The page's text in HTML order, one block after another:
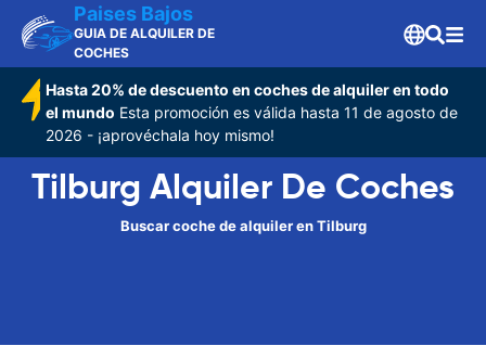
Paises Bajos
GUIA DE ALQUILER DE
COCHES
Hasta 20% de descuento en coches de alquiler en todo
el mundo Esta promoción es válida hasta 11 de agosto de
2026 - ¡aprovéchala hoy mismo!
Tilburg Alquiler De Coches
Buscar coche de alquiler en Tilburg